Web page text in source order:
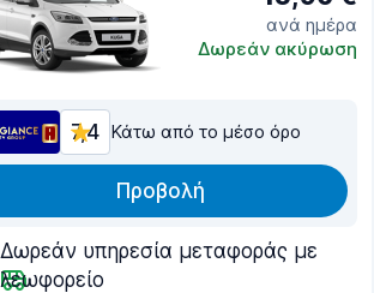
ανά ημέρα
Δωρεάν ακύρωση
7,4 Κάτω από το μέσο όρο
Προβολή
Δωρεάν υπηρεσία μεταφοράς με
λεωφορείο